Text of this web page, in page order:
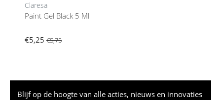
Claresa
Paint Gel Black 5 Ml
€5,25 €5,75
Blijf op de hoogte van alle acties, nieuws en innovaties